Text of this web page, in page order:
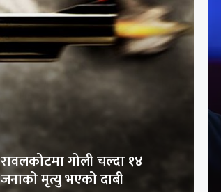
रावलकोटमा गोली चल्दा १४
जनाको मृत्यु भएको दाबी